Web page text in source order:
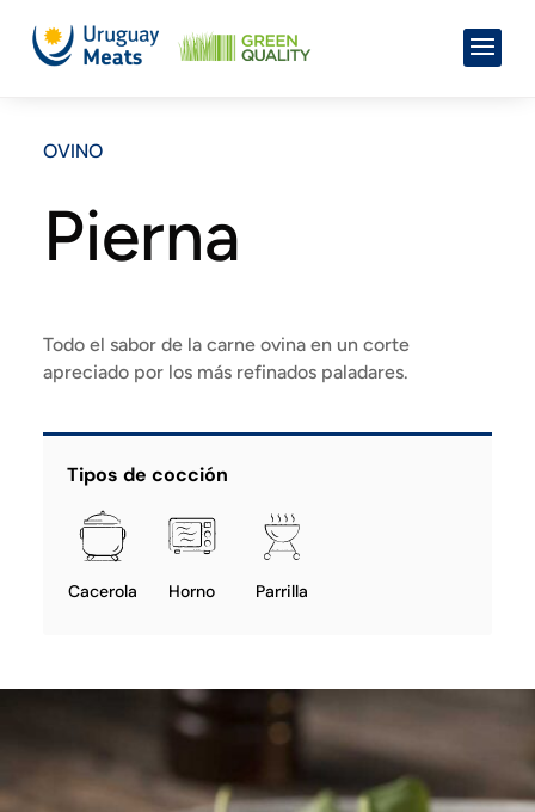
OVINO
Pierna
Todo el sabor de la carne ovina en un corte
apreciado por los más refinados paladares.
Tipos de cocción
Cacerola Horno Parrilla